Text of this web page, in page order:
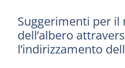
Suggerimenti per
dell’albero
l’indirizzamento